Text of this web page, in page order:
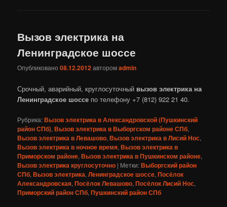
Вызов электрика на
Ленинградское шоссе
Опубликовано08.12.2012авторомadmin
Срочный, аварийный, круглосуточный вызов электрика на
Ленинградское шоссе по телефону +7 (812) 922 21 40.
Рубрика:Вызов электрика в Александровской (Пушкинский
район СПб),Вызов электрика в Выборгском районе СПб,
Вызов электрика в Левашово,Вызов электрика в Лисий Нос,
Вызов электрика в ночное время,Вызов электрика в
Приморском районе,Вызов электрика в Пушкинском районе,
Вызов электрика круглосуточно | Метки:Выборгский район
СПб,Вызов электрика,Ленинградское шоссе,Посёлок
Александровская,Посёлок Левашово,Посёлок Лисий Нос,
Приморский район СПб,Пушкинский район СПб